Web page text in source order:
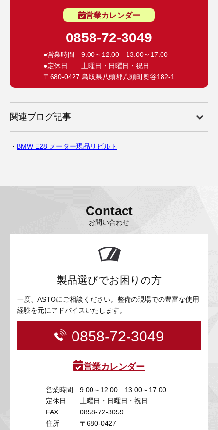
営業カレンダー
0858-72-3049
●営業時間 9:00～12:00 13:00～17:00
●定休日 土曜日・日曜日・祝日
〒680-0427 鳥取県八頭郡八頭町奥谷182-1
関連ブログ記事
BMW E28 メーター現品リビルト
Contact
お問い合わせ
製品選びでお困りの方
一度、ASTOにご相談ください。整備の現場での豊富な使用
経験を元にアドバイスいたします。
0858-72-3049
営業カレンダー
営業時間
9:00～12:00 13:00～17:00
定休日
土曜日・日曜日・祝日
FAX
0858-72-3059
住所
〒680-0427